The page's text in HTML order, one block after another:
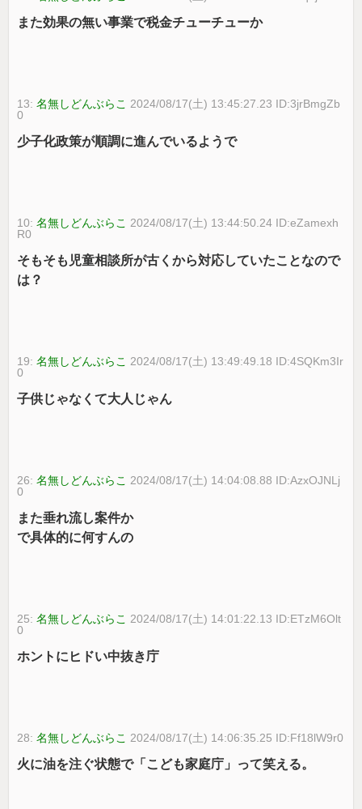
また効果の無い事業で税金チューチューか
13:名無しどんぶらこ 2024/08/17(土) 13:45:27.23 ID:3jrBmgZb
0
少子化政策が順調に進んでいるようで
10:名無しどんぶらこ 2024/08/17(土) 13:44:50.24 ID:eZamexh
R0
そもそも児童相談所が古くから対応していたことなので
は？
19:名無しどんぶらこ 2024/08/17(土) 13:49:49.18 ID:4SQKm3Ir
0
子供じゃなくて大人じゃん
26:名無しどんぶらこ 2024/08/17(土) 14:04:08.88 ID:AzxOJNLj
0
また垂れ流し案件か
で具体的に何すんの
25:名無しどんぶらこ 2024/08/17(土) 14:01:22.13 ID:ETzM6Olt
0
ホントにヒドい中抜き庁
28:名無しどんぶらこ 2024/08/17(土) 14:06:35.25 ID:Ff18lW9r0
火に油を注ぐ状態で「こども家庭庁」って笑える。